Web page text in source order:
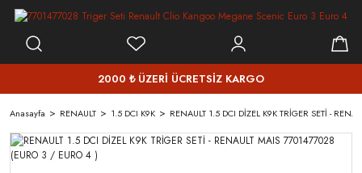
2000 ₺ ÜZERİ ÜCRETSİZ KARGO
Anasayfa RENAULT 1.5 DCI K9K RENAULT 1.5 DCI DİZEL K9K TRİGER SETİ -